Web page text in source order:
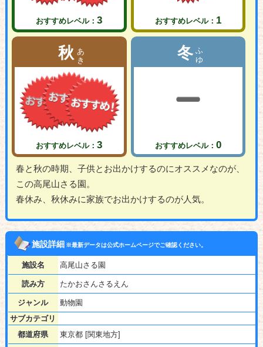
おすすめレベル：3 おすすめレベル： 1
秋 あき
おすすめレベル：3
冬ふゆ
おすすめレベル： 0
春と秋の時期、子供とお出かけするのにオススメなのが、
この高尾山さる園。
春休み、秋休みに家族でお出かけするのが人気。
施設詳細※最新データは公式ホームページでご確認ください。
施設名 高尾山さる園
読み方 たかおさんさるえん
ジャンル
動物園
サブカテゴリ
都道府県
東京都 [関東地方]